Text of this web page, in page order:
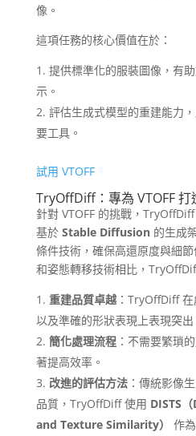
像。
這項任務的核心價值在於：
提供標準化的服裝圖像，有
示。
評估生成式模型的重建能力
要工具。
試用 VTOFF
TryOffDiff：專為 VTOFF 打
針對 VTOFF 的挑戰，
基於 Stable Diffusion的生成
條件技術，確保高還原度與細
和姿態轉移技術相比，
重建品質卓越：TryOffDiff 在
以及準確的形狀表現上表現突出
簡化處理流程：不需要繁瑣
著提高效率。
改進的評估方法：傳統影像
品質，TryOffDiff 使用 DISTS
and Texture Similarity）
作